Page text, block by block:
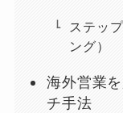
ステッ
ング）
海外営業
チ手法